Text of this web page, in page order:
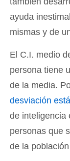
ayuda
mismas y de
El C.I. medio
persona tiene
de la media.
desviación
de inteligencia
personas que
de la